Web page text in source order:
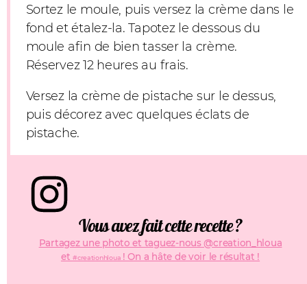
Sortez le moule, puis versez la crème dans le
fond et étalez-la. Tapotez le dessous du
moule afin de bien tasser la crème.
Réservez 12 heures au frais.
Versez la crème de pistache sur le dessus,
puis décorez avec quelques éclats de
pistache.
Vous avez fait cette recette ?
Partagez une photo et taguez-nous @creation_hloua
et#creationhloua ! On a hâte de voir le résultat !